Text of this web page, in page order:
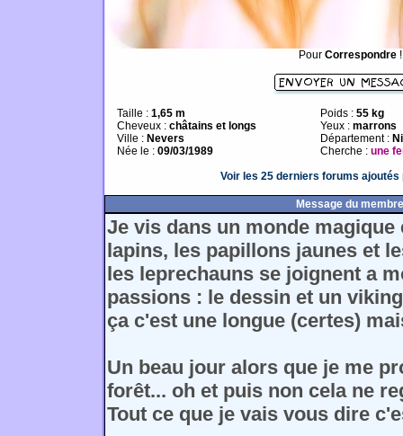
Pour Correspondre!
Taille : 1,65 m
Cheveux : châtains et longs
Ville : Nevers
Née le : 09/03/1989
Poids : 55 kg
Yeux : marrons
Département :
Cherche : une
Voir les 25 derniers forums ajoutés
Message du membre
Je vis dans un monde magique
lapins, les papillons jaunes et
les leprechauns se joignent a
passions : le dessin et un
ça c'est une longue (certes)
Un beau jour alors que je me
forêt... oh et puis non cela ne
Tout ce que je vais vous dire